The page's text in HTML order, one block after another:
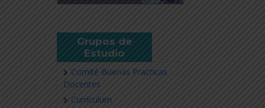
Grupos de
Estudio
Comité Buenas Practicas
Docentes
Currículum